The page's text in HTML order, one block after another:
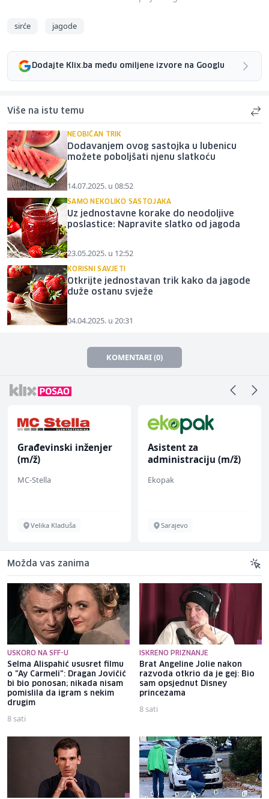
sirće jagode
Dodajte Klix.ba među omiljene izvore na Googlu
Više na istu temu
NEOBIČAN TRIK
Dodavanjem ovog sastojka u lubenicu
možete poboljšati njenu slatkoću
14.07.2025. u 08:52
SAMO NEKOLIKO SASTOJAKA
Uz jednostavne korake do neodoljive
poslastice: Napravite slatko od jagoda
23.05.2025. u 12:52
KORISNI SAVJETI
Otkrijte jednostavan trik kako da jagode
duže ostanu svježe
04.04.2025. u 20:31
KOMENTARI (0)
Građevinski inženjer
(m/ž)
MC-Stella
Velika Kladuša
Asistent za
administraciju (m/ž)
Ekopak
Sarajevo
Možda vas zanima
USKORO NA SFF-U
Selma Alispahić ususret filmu
o "Ay Carmeli": Dragan Jovičić
bi bio ponosan; nikada nisam
pomislila da igram s nekim
drugim
8 sati
ISKRENO PRIZNANJE
Brat Angeline Jolie nakon
razvoda otkrio da je gej: Bio
sam opsjednut Disney
princezama
8 sati